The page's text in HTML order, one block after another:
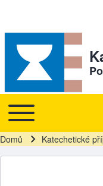
Hlavní navigace
Toggle main menu
Drobečková
Domů Katechetické